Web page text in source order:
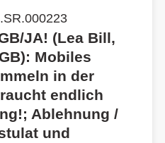
JA! (Lea Bill,
Mobiles
in der
endlich
Ablehnung /
und